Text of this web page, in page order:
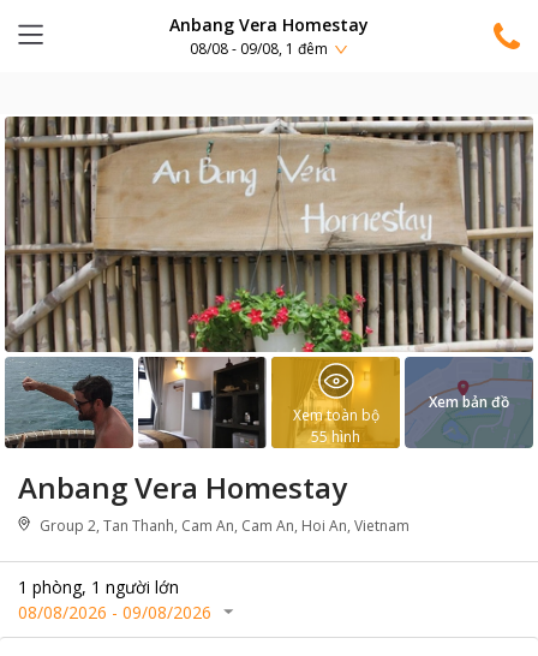
Anbang Vera Homestay
08/08 - 09/08, 1 đêm
Anbang Vera Homestay
Group 2, Tan Thanh, Cam An, Cam An, Hoi An, Vietnam
1 phòng, 1 người lớn
08/08/2026 - 09/08/2026
Xem toàn bộ
55hình
Xem bản đồ